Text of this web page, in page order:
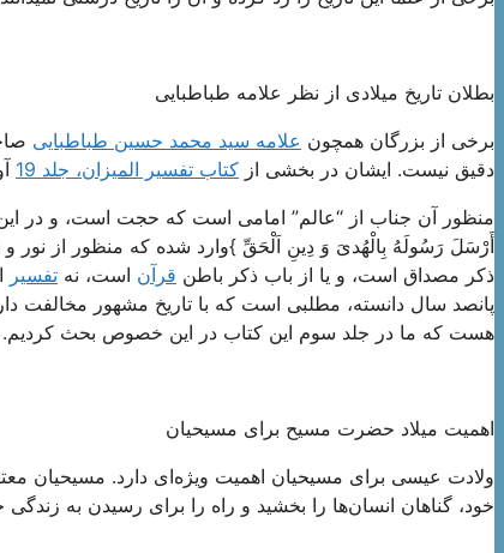
بطلان تاریخ میلادی از نظر علامه طباطبایی
برخی از بزرگان همچون علامه سید محمد حسین طباطبایی
دقیق نیست. ایشان در بخشی از کتاب تفسیر المیزان، جلد 19
منظور آن جناب از “عالم” امامى است كه حجت است، و در اين
أَرْسَلَ رَسُولَهُ بِالْهُدىَ وَ دِينِ اَلْحَقِّ }وارد شده كه منظور از نور
ذكر مصداق است، و يا از باب ذكر باطن قرآن است، نه تفسير
پانصد سال دانسته، مطلبى است كه با تاريخ مشهور مخالفت
هست كه ما در جلد سوم اين كتاب در اين خصوص بحث كرديم.
اهمیت میلاد حضرت مسیح برای مسیحیان
ولادت عیسی برای مسیحیان اهمیت ویژه‌ای دارد. مسیحیان
خود، گناهان انسان‌ها را بخشید و راه را برای رسیدن به زندگی